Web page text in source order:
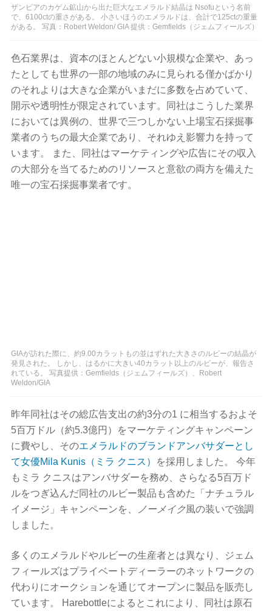
ザンビアのカゲム鉱山から出た巨大なエメラルド結晶は Nsofuという名前
で、6100ctの重さがある。 小さいほうのエメラルドは、合計で125ctの重量
がある。 写真：Robert Weldon/ GIA 提供：Gemfields（ジェムフィールズ）
色石業界は、資本のほとんどない小規模な企業や、あっ
たとしても世界の一部の地域のみに見られる僅かばかり
のそれよりは大きな企業がいまだに多数を占めていて、
開示や透明性が限定されています。同社はこうした業界
においては異例の、世界で三つしかない上場宝石採掘事
業者のうちの最大企業であり、それゆえ影響力を持って
います。 また、同社はマーケティングや広告にその収入
の大部分を当てるためのリソースと意欲の両方を備えた
唯一の宝石採掘事業者です。
GIAが訪れた際に、約9.00カラットもの並はずれた大きさのルビーの結晶が
発見された。 しかし、はるかに大きい40カラット以上のルビーが、報告さ
れている。 写真提供：Gemfields（ジェムフィールズ）、Robert
Weldon/GIA
昨年同社はその総広告支出の約3分の1 に相当するおよそ
5百万ドル（約5.3億円）をマーケティングキャンペーン
に費やし、そのエメラルドのブランドアンバサダーとし
て女優Mila Kunis（ミラ クニス）
を採用しました。 今年
もミラ クニスはアンバサダーを務め、さらなる5百万ド
ルをつぎ込んだ同社のルビー製品も含めた「ナチュラル
イメージ」キャンペーンを、
ノーメイク風の装いで強調
しました。
多くのエメラルドやルビーの生産者とは異なり、ジェム
フィールズはプライベートディーラーのネットワークの
代わりにオークションを通じてオープンに製品を販売し
ています。 Harebottleによるとこれにより、同社は原石